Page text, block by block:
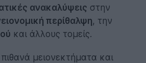
ανακαλύψεις στην
περίθαλψη, την
και άλλους τομείς.
μειονεκτήματα και